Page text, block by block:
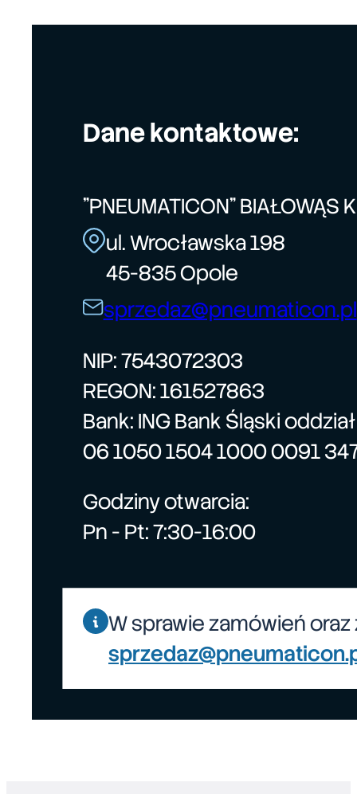
Dane kontaktowe:
"PNEUMATICON" BIAŁOWĄS
ul. Wrocławska 198
45-835 Opole
sprzedaz@pneumaticon.pl
NIP: 7543072303
REGON: 161527863
Bank: ING Bank Śląski
06 1050 1504 1000 0091
Godziny otwarcia:
Pn - Pt: 7:30-16:00
W sprawie zamówień